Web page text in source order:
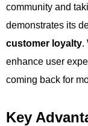
community and
demonstrates its
customer loyalty.
enhance user
coming back for
Key